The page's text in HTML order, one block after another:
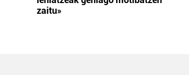
zaitu»